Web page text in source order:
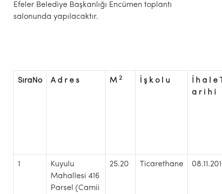
Efeler Belediye Başkanlığı Encümen toplantı
salonunda yapılacaktır.
SıraNo A d r e s M 2 İ ş k o l u
İ h a l e
a r i h i
1
Kuyulu
Mahallesi 416
Parsel (Camii
25.20 Ticarethane